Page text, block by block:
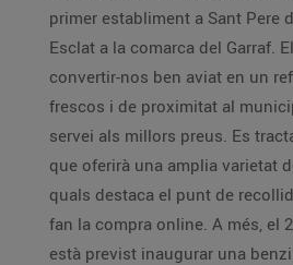
primer establiment a Sant Pere
Esclat a la comarca del Garraf.
convertir-nos ben aviat en un
frescos i de proximitat al
servei als millors preus. Es
que oferirà una amplia varietat
quals destaca el punt de
fan la compra online. A més, el
està previst inaugurar una